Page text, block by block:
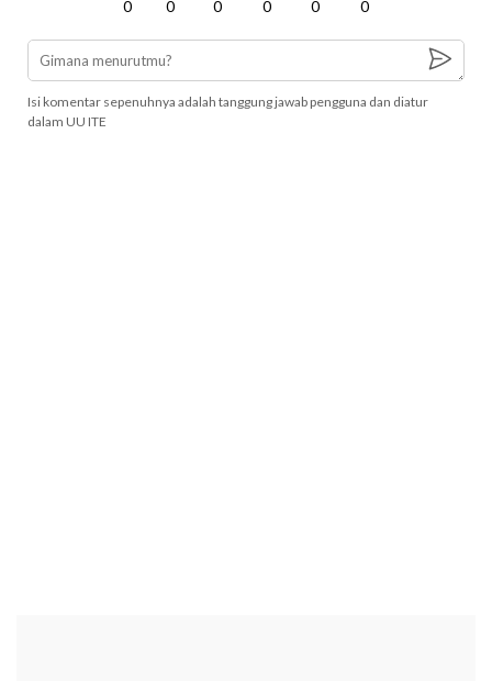
0 0 0 0 0 0
Isi komentar sepenuhnya adalah tanggung jawab pengguna dan diatur
dalam UU ITE